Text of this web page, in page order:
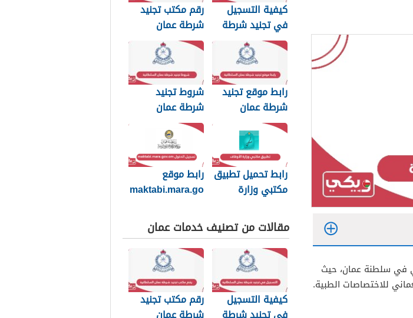
في سلطنة عمان، حيث
للاختصاصات الطبية.
كيفية التسجيل
في تجنيد شرطة
عمان السلطانية
2026
رقم مكتب تجنيد
شرطة عمان
السلطانية
رابط موقع تجنيد
شرطة عمان
السلطانية
شروط تجنيد
شرطة عمان
السلطانية 2026
رابط تحميل تطبيق
مكتبي وزارة
رابط موقع
maktabi.mara.go
الدخول
مقالات من تصنيف خدمات عمان
كيفية التسجيل
رقم مكتب تجنيد